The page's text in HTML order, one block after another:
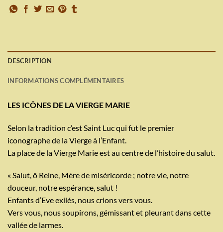
DESCRIPTION
INFORMATIONS COMPLÉMENTAIRES
LES ICÔNES DE LA VIERGE MARIE
Selon la tradition c’est Saint Luc qui fut le premier
iconographe de la Vierge à l’Enfant.
La place de la Vierge Marie est au centre de l’histoire du salut.
« Salut, ô Reine, Mère de miséricorde ; notre vie, notre
douceur, notre espérance, salut !
Enfants d’Eve exilés, nous crions vers vous.
Vers vous, nous soupirons, gémissant et pleurant dans cette
vallée de larmes.